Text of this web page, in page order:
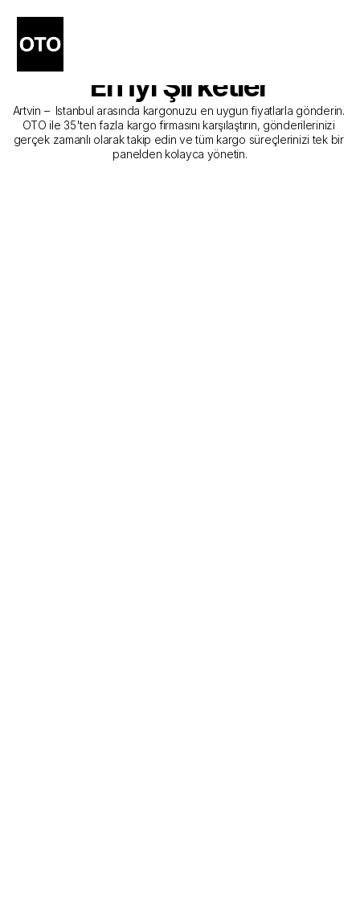
Artvin - Istanbul Kargo
Gönderim Hizmeti Sunan
En İyi Şirketler
Artvin –  Istanbul arasında kargonuzu en uygun fiyatlarla gönderin.
OTO ile 35'ten fazla kargo firmasını karşılaştırın, gönderilerinizi
gerçek zamanlı olarak takip edin ve tüm kargo süreçlerinizi tek bir
panelden kolayca yönetin.